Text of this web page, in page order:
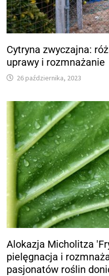
Cytryna zwyczajna:
uprawy i rozmnażanie
26 października, 2023
Alokazja Micholitza
pielęgnacja i
pasjonatów roślin